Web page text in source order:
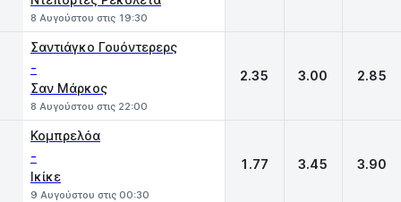
8 Αυγούστου στις 19:30
Σαντιάγκο Γουόντερερς
-
Σαν Μάρκος
8 Αυγούστου στις 22:00
2.35 3.00 2.85
Κομπρελόα
-
Ικίκε
9 Αυγούστου στις 00:30
1.77 3.45 3.90